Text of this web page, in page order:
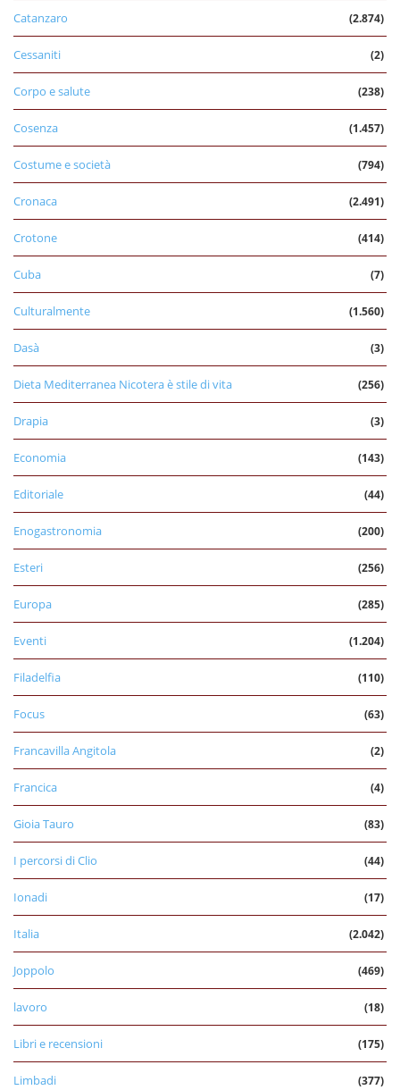
Catanzaro (2.874)
Cessaniti (2)
Corpo e salute (238)
Cosenza (1.457)
Costume e società (794)
Cronaca (2.491)
Crotone (414)
Cuba (7)
Culturalmente (1.560)
Dasà (3)
Dieta Mediterranea Nicotera è stile di vita (256)
Drapia (3)
Economia (143)
Editoriale (44)
Enogastronomia (200)
Esteri (256)
Europa (285)
Eventi (1.204)
Filadelfia (110)
Focus (63)
Francavilla Angitola (2)
Francica (4)
Gioia Tauro (83)
I percorsi di Clio (44)
Ionadi (17)
Italia (2.042)
Joppolo (469)
lavoro (18)
Libri e recensioni (175)
Limbadi (377)